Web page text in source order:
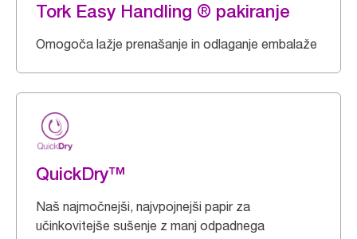
Tork Easy Handling ® pakiranje
Omogoča lažje prenašanje in odlaganje embalaže
QuickDry™
Naš najmočnejši, najvpojnejši papir za
učinkovitejše sušenje z manj odpadnega